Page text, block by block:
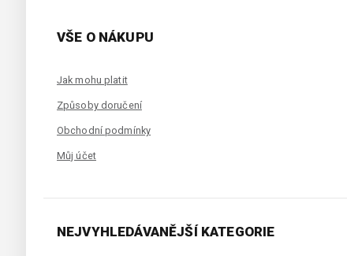
VŠE O NÁKUPU
Jak mohu platit
Způsoby doručení
Obchodní podmínky
Můj účet
NEJVYHLEDÁVANĚJŠÍ KATEGORIE